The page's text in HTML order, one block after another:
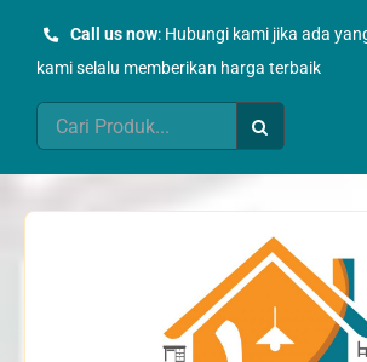
Call us now: Hubungi kami jika ada
kami selalu memberikan harga terbaik
Search
for: